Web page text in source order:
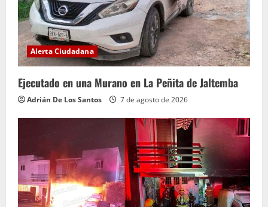
Alerta Ciudadana
Ejecutado en una Murano en La Peñita de Jaltemba
Adrián De Los Santos 7 de agosto de 2026